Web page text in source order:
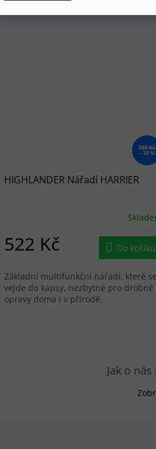
580 Kč
–10 %
HIGHLANDER Nářadí HARRIER
522 Kč Do košíku
Základní multifunkční nářadí, které se
vejde do kapsy, nezbytné pro drobné
opravy doma i v přírodě.